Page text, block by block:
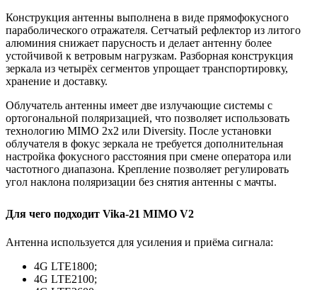
Конструкция антенны выполнена в виде прямофокусного
параболического отражателя. Сетчатый рефлектор из литого
алюминия снижает парусность и делает антенну более
устойчивой к ветровым нагрузкам. Разборная конструкция
зеркала из четырёх сегментов упрощает транспортировку,
хранение и доставку.
Облучатель антенны имеет две излучающие системы с
ортогональной поляризацией, что позволяет использовать
технологию MIMO 2x2 или Diversity. После установки
облучателя в фокус зеркала не требуется дополнительная
настройка фокусного расстояния при смене оператора или
частотного диапазона. Крепление позволяет регулировать
угол наклона поляризации без снятия антенны с мачты.
Для чего подходит Vika-21 MIMO V2
Антенна используется для усиления и приёма сигнала:
4G LTE1800;
4G LTE2100;